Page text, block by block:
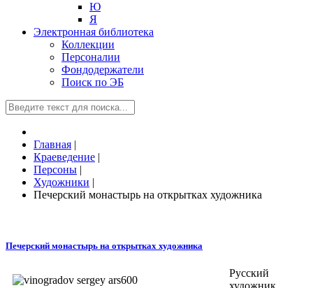
Ю
Я
Электронная библиотека
Коллекции
Персоналии
Фондодержатели
Поиск по ЭБ
Главная |
Краеведение |
Персоны |
Художники |
Печерский монастырь на открытках художника
Печерский монастырь на открытках художника
Русский